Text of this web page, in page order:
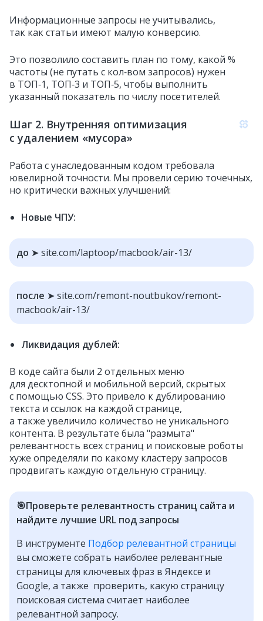
Информационные запросы не учитывались,
так как статьи имеют малую конверсию.
Это позволило составить план по тому, какой %
частоты (не путать с кол‑вом запросов) нужен
в ТОП‑1, ТОП‑3 и ТОП‑5, чтобы выполнить
указанный показатель по числу посетителей.
Шаг 2. Внутренняя оптимизация
с удалением «мусора»
Работа с унаследованным кодом требовала
ювелирной точности. Мы провели серию точечных,
но критически важных улучшений:
Новые ЧПУ:
до ➤ site.com/laptoop/macbook/air-13/
после ➤ site.com/remont-noutbukov/remont-
macbook/air-13/
Ликвидация дублей:
В коде сайта были 2 отдельных меню
для десктопной и мобильной версий, скрытых
с помощью CSS. Это привело к дублированию
текста и ссылок на каждой странице,
а также увеличило количество не уникального
контента. В результате была "размыта"
релевантность всех страниц и поисковые роботы
хуже определяли по какому кластеру запросов
продвигать каждую отдельную страницу.
🎯Проверьте релевантность страниц сайта и
найдите лучшие URL под запросы
В инструменте Подбор релевантной страницы
вы сможете собрать наиболее релевантные
страницы для ключевых фраз в Яндексе и
Google, а также проверить, какую страницу
поисковая система считает наиболее
релевантной запросу.